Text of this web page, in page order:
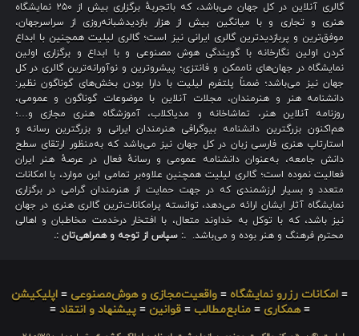
گالری آنلاین در کل جهان می‌باشد، که باتجربهٔ برگزاری بیش از ۲۵۰ نمایشگاه
هنری و تجاری و با میانگین بیش از هزار بازدیدشبانه‌روزی از سراسرجهان،
موفق‌ترین و پربازدیدترین گالری ایرانی نیز است؛ گالری لیلیت همچنین با ابداع
کردن اولین نگارخانه با گویندگی هوش مصنوعی و با ابداع و برگزاری اولین
نمایشگاه در جهان‌های ناممکن و فانتزی؛ پیشروترین و نوآورانه‌ترین گالری در کل
جهان نیز می‌باشد؛ ضمناً پلتفرم لیلیت با دارا بودن بخش‌های گوناگون نظیر:
دانشنامه هنر و هنرمندان، مجلات آنلاین با موضوعات گوناگون و عمومی،
روزنامه آنلاین هنر، تماشاخانه و مدیاکلاب، آموزشگاه هنری مجازی و…؛
هم‌اکنون بزرگترین دانشنامه بیوگرافی هنرمندان ایرانی و بزرگترین رسانه و
استارتاپ هنری فارسی زبان در کل جهان نیز می‌باشد که به‌منظور ارتقای سطح
دانش جامعه، به‌عنوان دانشنامه عمومی و رسانهٔ فعال در عرصهٔ هنر ایران
فعالیت نموده است؛ گالری لیلیت همچنین علاوه‌بر تمامی این موارد، با امکانات
متعدد و بسیار ارزشمندی که در جهت حمایت از هنرمندان گرامی در برگزاری
نمایشگاه آثار ایشان ارائه می‌دهد، توانسته پرامکانات‌ترین گالری هنری در جهان
نیز باشد، که با توکل به خداوند متعال، با افتخار درخدمت مخاطبان و اهالی
محترم فرهنگ و هنر بوده و می‌باشد. .: سپاس از توجه و همراهی‌تان :.
≡ امکانات رزرو نمایشگاه ≡ واقعیت‌مجازی و هوش‌مصنوعی ≡ اپلیکیشن
≡همکاری ≡منابع‌مطالب ≡قوانین ≡پیشنهاد و انتقاد ≡